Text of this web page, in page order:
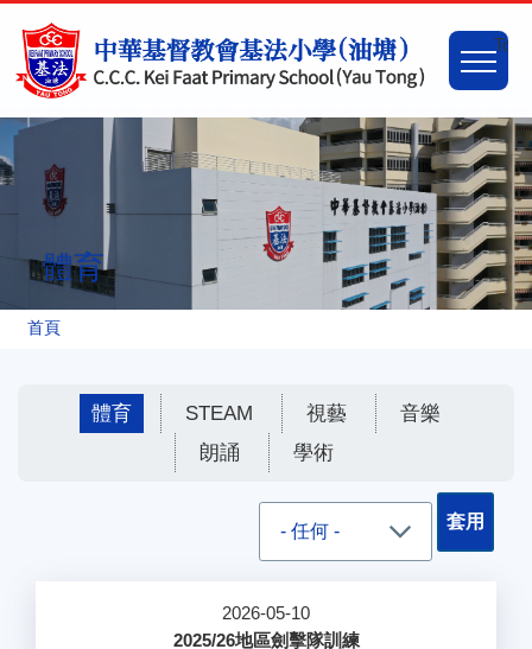
Main
體育
導
首頁
體育 STEAM 視藝
音樂
朗誦
學術
2026-05-10
2025/26地區劍擊隊訓練